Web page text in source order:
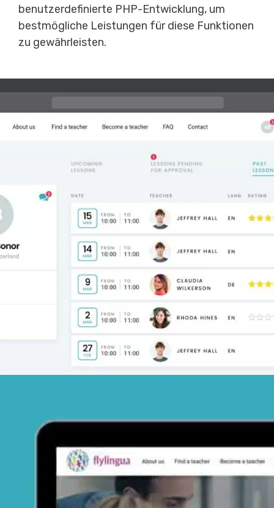
benutzerdefinierte PHP-Entwicklung, um
bestmögliche Leistungen für diese Funktionen
zu gewährleisten.